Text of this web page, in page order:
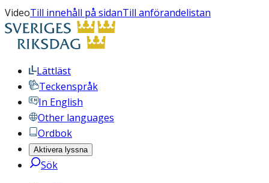
VideoTill innehåll på sidanTill anförandelistan
Lättläst
Teckenspråk
In English
Other languages
Ordbok
Aktivera lyssna
Sök